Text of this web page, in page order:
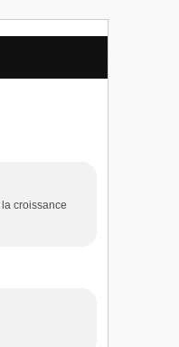
croissance